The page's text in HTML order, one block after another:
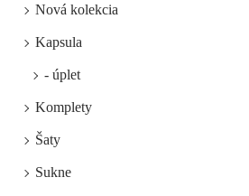
Nová kolekcia
Kapsula
- úplet
Komplety
Šaty
Sukne